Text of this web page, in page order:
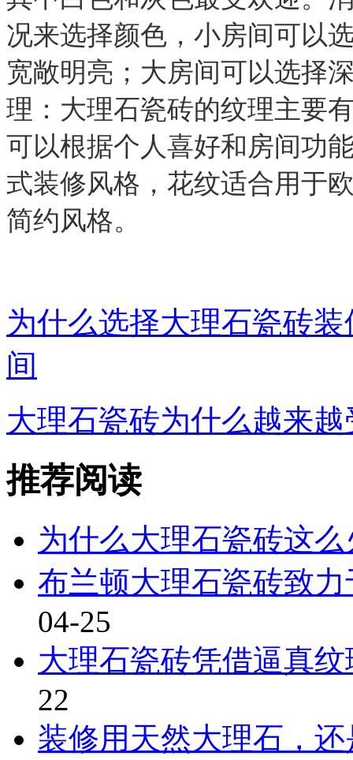
况来选择颜色，小房间可以
宽敞明亮；大房间可以选择
理：大理石瓷砖的纹理主要
可以根据个人喜好和房间功
式装修风格，花纹适合用于
简约风格。
为什么选择大理石瓷砖
间
大理石瓷砖为什么越来越
推荐阅读
为什么大理石瓷砖这么
布兰顿大理石瓷砖致
04-25
大理石瓷砖凭借逼真
22
装修用天然大理石，